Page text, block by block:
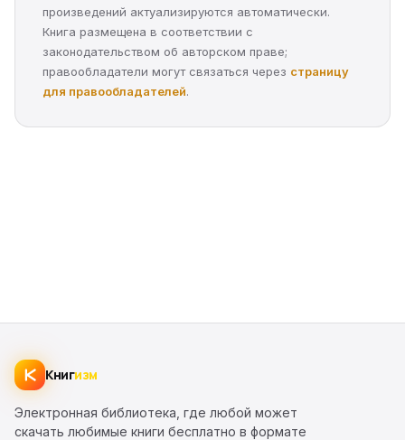
произведений актуализируются автоматически.
Книга размещена в соответствии с
законодательством об авторском праве;
правообладатели могут связаться через страницу
для правообладателей.
Книгизм
Электронная библиотека, где любой может
скачать любимые книги бесплатно в формате